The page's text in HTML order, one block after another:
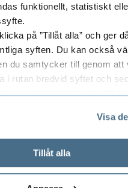
funktionellt, statistiskt
på ”Tillåt alla” och ger
syften. Du kan också
du samtycker till genom att
i rutan bredvid syftet och
som helst ta tillbaka ditt
kan du läsa om hur
vi och våra leverantörer
Visa
Tillåt alla